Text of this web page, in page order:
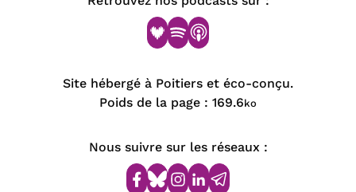
Site hébergé à Poitiers et éco-conçu.
Poids de la page : 169.6ko
Nous suivre sur les réseaux :